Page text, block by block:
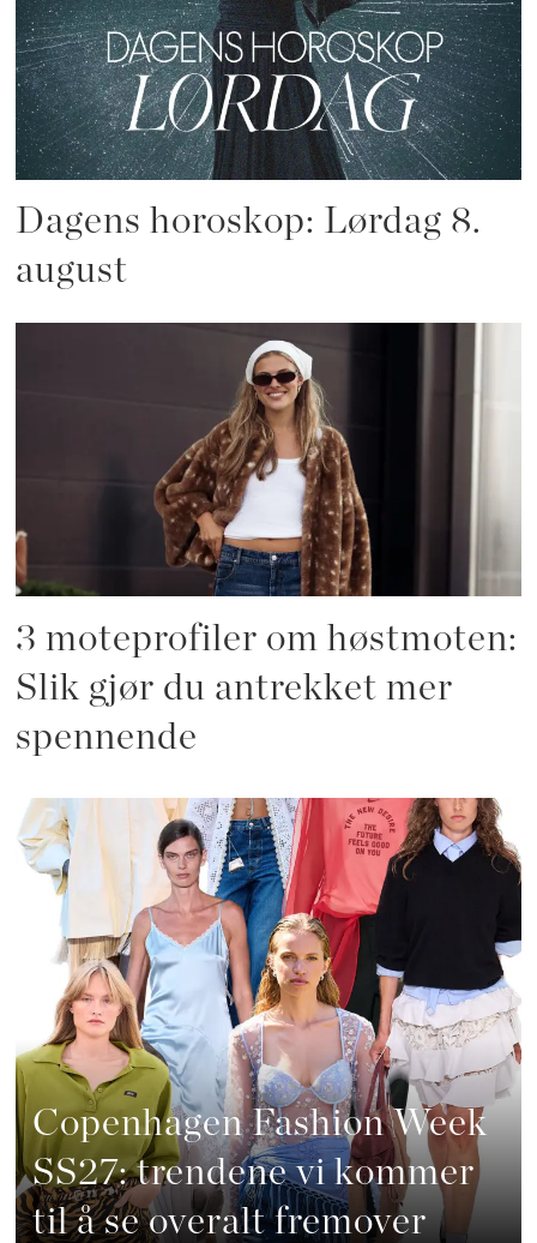
Dagens horoskop: Lørdag 8.
august
3 moteprofiler om høstmoten:
Slik gjør du antrekket mer
spennende
Copenhagen Fashion Week
SS27: trendene vi kommer
til å se overalt fremover